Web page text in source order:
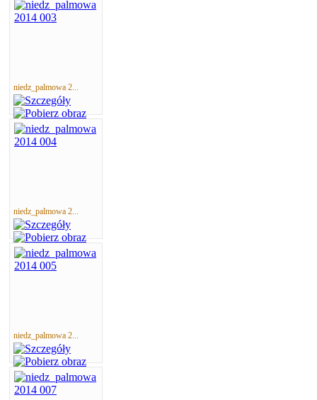
niedz_palmowa 2...
niedz_palmowa 2...
niedz_palmowa 2...